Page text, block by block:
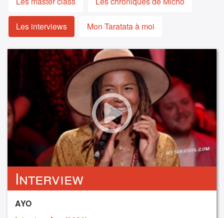
Les interviews Mon Taratata à moi
Interview
AYO